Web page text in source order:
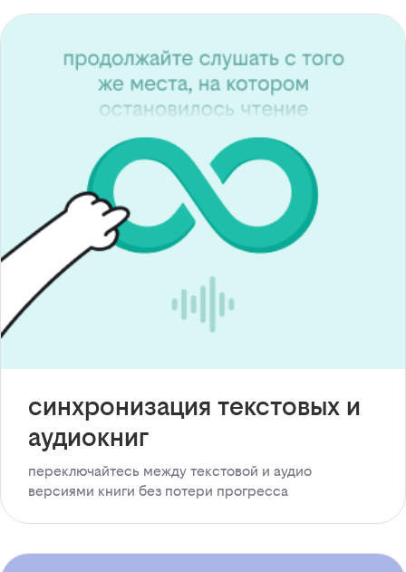
синхронизация текстовых и
аудиокниг
переключайтесь между текстовой и аудио
версиями книги без потери прогресса